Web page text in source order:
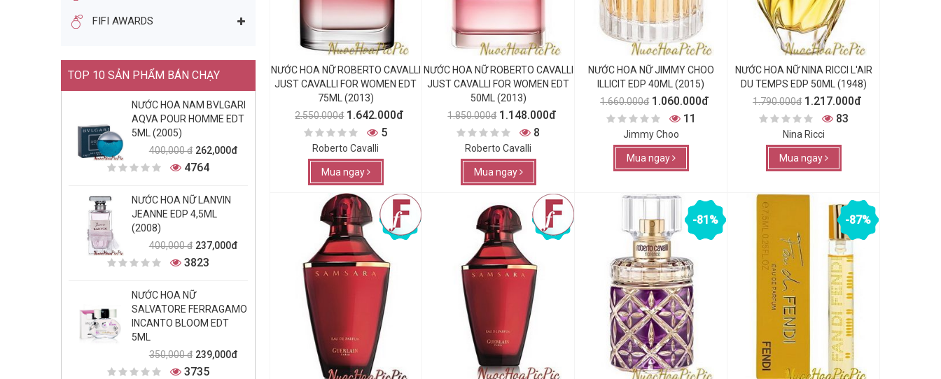
FIFI AWARDS
TOP 10 SẢN PHẨM BÁN CHẠY
NƯỚC HOA NAM BVLGARI
AQVA POUR HOMME EDT
5ML (2005)
400,000 đ 262,000đ
4764
NƯỚC HOA NỮ LANVIN
JEANNE EDP 4,5ML
(2008)
400,000 đ 237,000đ
3823
NƯỚC HOA NỮ
SALVATORE FERRAGAMO
INCANTO BLOOM EDT
5ML
350,000 đ 239,000đ
3735
NƯỚC HOA NỮ ROBERTO CAVALLI
JUST CAVALLI FOR WOMEN EDT
75ML (2013)
2.550.000đ 1.642.000đ
5
Roberto Cavalli
Mua ngay
NƯỚC HOA NỮ ROBERTO CAVALLI
JUST CAVALLI FOR WOMEN EDT
50ML (2013)
1.850.000đ 1.148.000đ
8
Roberto Cavalli
Mua ngay
NƯỚC HOA NỮ JIMMY CHOO
ILLICIT EDP 40ML (2015)
1.660.000đ 1.060.000đ
11
Jimmy Choo
Mua ngay
NƯỚC HOA NỮ NINA RICCI L'AIR
DU TEMPS EDP 50ML (1948)
1.790.000đ 1.217.000đ
83
Nina Ricci
Mua ngay
-79% -111% -81% -87%